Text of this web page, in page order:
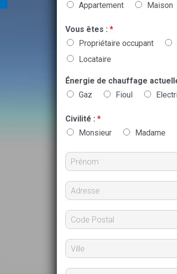
Appartement
Maison
Vous êtes : *
Propriétaire occupant
Locataire
Énergie de chauffage
Gaz
Fioul
Civilité : *
Monsieur
Madame